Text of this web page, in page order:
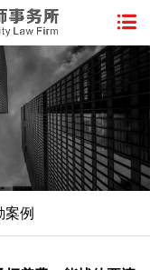
案例